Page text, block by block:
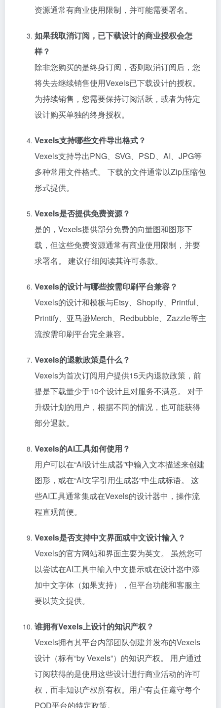
资源通常有商业使用限制，并可能需要署名。
如果我取消订阅，已下载设计的商业授权会怎
样？
除非您购买的是终身订阅，否则取消订阅后，您
将失去继续销售使用Vexels已下载设计的授权。
为持续销售，您需要保持订阅活跃，或者为特定
设计购买单独的终身授权。
Vexels支持哪些文件导出格式？
Vexels支持导出PNG、SVG、PSD、AI、JPG等
多种常用文件格式。 下载的文件通常以Zip压缩包
形式提供。
Vexels是否提供免费资源？
是的，Vexels提供部分免费的向量图和图形下
载，但这些免费资源通常有商业使用限制，并要
求署名。 建议仔细阅读其许可条款。
Vexels的设计与哪些按需印刷平台兼容？
Vexels的设计和模板与Etsy、Shopify、Printful、
Printify、亚马逊Merch、Redbubble、Zazzle等主
流按需印刷平台完全兼容。
Vexels的退款政策是什么？
Vexels为首次订阅用户提供15天内退款政策，前
提是下载量少于10个设计且对服务不满意。 对于
升级计划的用户，根据不同的情况，也可能获得
部分退款。
Vexels的AI工具如何使用？
用户可以在“AI设计生成器”中输入文本描述来创建
图形，或在“AI文字引用生成器”中生成标语。 这
些AI工具通常集成在Vexels的设计器中，操作流
程直观简便。
Vexels是否支持中文界面或中文设计输入？
Vexels的官方网站和界面主要为英文。 虽然您可
以尝试在AI工具中输入中文提示或在设计器中添
加中文字体（如果支持），但平台功能和客服主
要以英文提供。
谁拥有Vexels上设计的知识产权？
Vexels拥有其平台内部团队创建并发布的Vexels
设计（标有“by Vexels”）的知识产权。 用户通过
订阅获得的是使用这些设计进行商业活动的许可
权，而非知识产权所有权。用户有责任遵守每个
POD平台的特定政策。